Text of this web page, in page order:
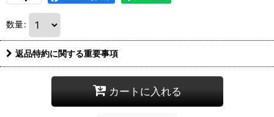
数量:
返品特約に関する重要事項
カートに入れる